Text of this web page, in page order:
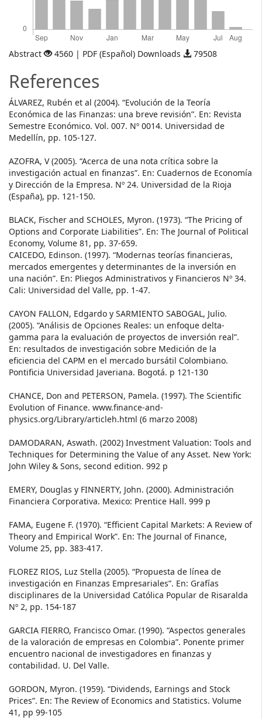
Abstract 4560 | PDF (Español) Downloads 79508
References
ÁLVAREZ, Rubén et al (2004). “Evolución de la Teoría
Económica de las Finanzas: una breve revisión”. En: Revista
Semestre Económico. Vol. 007. Nº 0014. Universidad de
Medellín, pp. 105-127.
AZOFRA, V (2005). “Acerca de una nota crítica sobre la
investigación actual en finanzas”. En: Cuadernos de Economía
y Dirección de la Empresa. Nº 24. Universidad de la Rioja
(España), pp. 121-150.
BLACK, Fischer and SCHOLES, Myron. (1973). “The Pricing of
Options and Corporate Liabilities”. En: The Journal of Political
Economy, Volume 81, pp. 37-659.
CAICEDO, Edinson. (1997). “Modernas teorías financieras,
mercados emergentes y determinantes de la inversión en
una nación”. En: Pliegos Administrativos y Financieros Nº 34.
Cali: Universidad del Valle, pp. 1-47.
CAYON FALLON, Edgardo y SARMIENTO SABOGAL, Julio.
(2005). “Análisis de Opciones Reales: un enfoque delta-
gamma para la evaluación de proyectos de inversión real”.
En: resultados de investigación sobre Medición de la
eficiencia del CAPM en el mercado bursátil Colombiano.
Pontificia Universidad Javeriana. Bogotá. p 121-130
CHANCE, Don and PETERSON, Pamela. (1997). The Scientific
Evolution of Finance. www.finance-and-
physics.org/Library/articleh.html (6 marzo 2008)
DAMODARAN, Aswath. (2002) Investment Valuation: Tools and
Techniques for Determining the Value of any Asset. New York:
John Wiley & Sons, second edition. 992 p
EMERY, Douglas y FINNERTY, John. (2000). Administración
Financiera Corporativa. Mexico: Prentice Hall. 999 p
FAMA, Eugene F. (1970). “Efficient Capital Markets: A Review of
Theory and Empirical Work”. En: The Journal of Finance,
Volume 25, pp. 383-417.
FLOREZ RIOS, Luz Stella (2005). “Propuesta de línea de
investigación en Finanzas Empresariales”. En: Grafías
disciplinares de la Universidad Católica Popular de Risaralda
Nº 2, pp. 154-187
GARCIA FIERRO, Francisco Omar. (1990). “Aspectos generales
de la valoración de empresas en Colombia”. Ponente primer
encuentro nacional de investigadores en finanzas y
contabilidad. U. Del Valle.
GORDON, Myron. (1959). “Dividends, Earnings and Stock
Prices”. En: The Review of Economics and Statistics. Volume
41, pp 99-105